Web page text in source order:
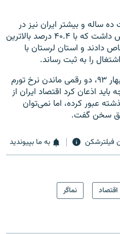
ساله و بیشتر ایران نیز در
این مدت به اردبیلی‌ها اختصاص داشت که با ۴۰.۴ درصد بالاترین
دادند و استان لرستان با
با احتساب آمار و ارقام بیکاری بهار ۹۳، دو رقمی ماندن نرخ تورم
اذعان کرد اقتصاد ایران از
عبور کرده، اما نمی‌توان
سخن گفت.
فیلترشکن به ما بپیوندید
اقتصاد نماگر